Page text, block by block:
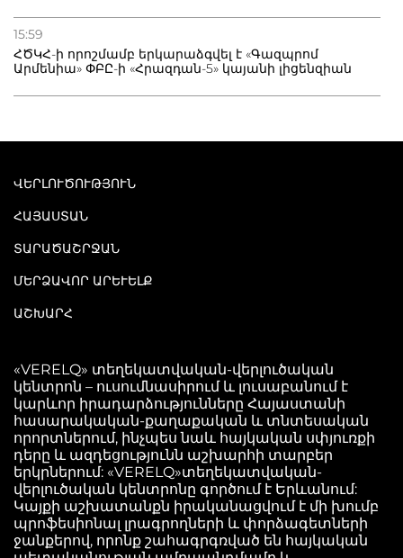
15:59
ՀԾԿՀ-ի որոշմամբ երկարաձգվել է «Գազպրոմ
Արմենիա» ՓԲԸ-ի «Հրազդան-5» կայանի լիցենզիան
ՎԵՐԼՈՒԾՈՒԹՅՈՒՆ
ՀԱՅԱՍՏԱՆ
ՏԱՐԱԾԱՇՐՋԱՆ
ՄԵՐՁԱՎՈՐ ԱՐԵՒԵԼՔ
ԱՇԽԱՐՀ
«VERELQ» տեղեկատվական-վերլուծական
կենտրոն – ուսումնասիրում և լուսաբանում է
կարևոր իրադարձությունները Հայաստանի
հասարակական-քաղաքական և տնտեսական
որորտներում, ինչպես նաև հայկական սփյուռքի
դերը և ազդեցությունն աշխարհի տարբեր
երկրներում: «VERELQ»տեղեկատվական-
վերլուծական կենտրոնը գործում է Երևանում:
Կայքի աշխատանքն իրականացվում է մի խումբ
պրոֆեսիոնալ լրագրողների և փորձագետների
ջանքերով, որոնք շահագրգռված են հայկական